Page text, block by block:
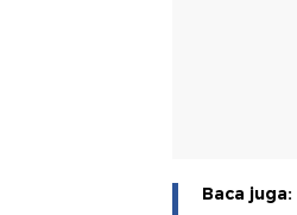
Baca juga: